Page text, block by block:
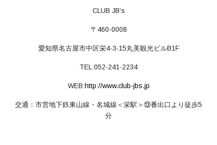
CLUB JB’s
〒460-0008
愛知県名古屋市中区栄4-3-15丸美観光ビルB1F
TEL:052-241-2234
WEB:http://www.club-jbs.jp
交通：市営地下鉄東山線・名城線＜栄駅＞⑬番出口より徒歩5
分